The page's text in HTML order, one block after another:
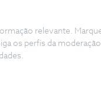
relevante.
os perfis da